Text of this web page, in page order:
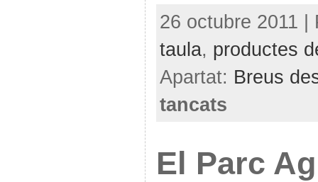
26 octubre 2011
taula, productes
Apartat: Breus
tancats
El Parc